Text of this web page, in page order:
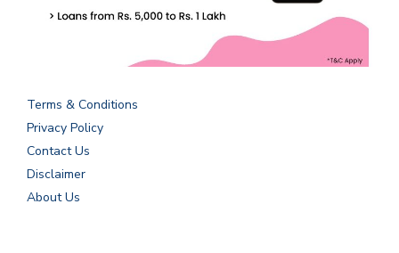
Terms & Conditions
Privacy Policy
Contact Us
Disclaimer
About Us